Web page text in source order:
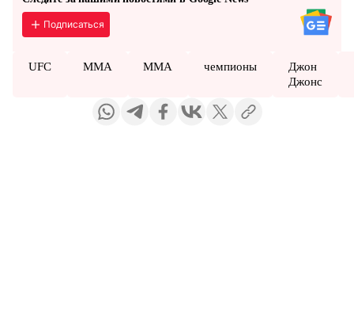
Подписаться
UFC MMA ММА чемпионы
Джон
Джонс